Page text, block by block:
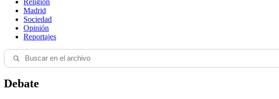
Madrid
Sociedad
Opinión
Reportajes
Debate